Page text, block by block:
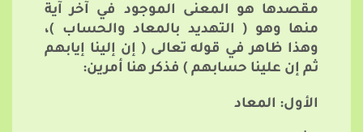
مقصدها هو المعنى الموجود في آخر آية
منها وهو ( التهديد بالمعاد والحساب )،
وهذا ظاهر في قوله تعالى ( إن إلينا إيابهم
ثم إن علينا حسابهم ) فذكر هنا أمرين:
الأول: المعاد